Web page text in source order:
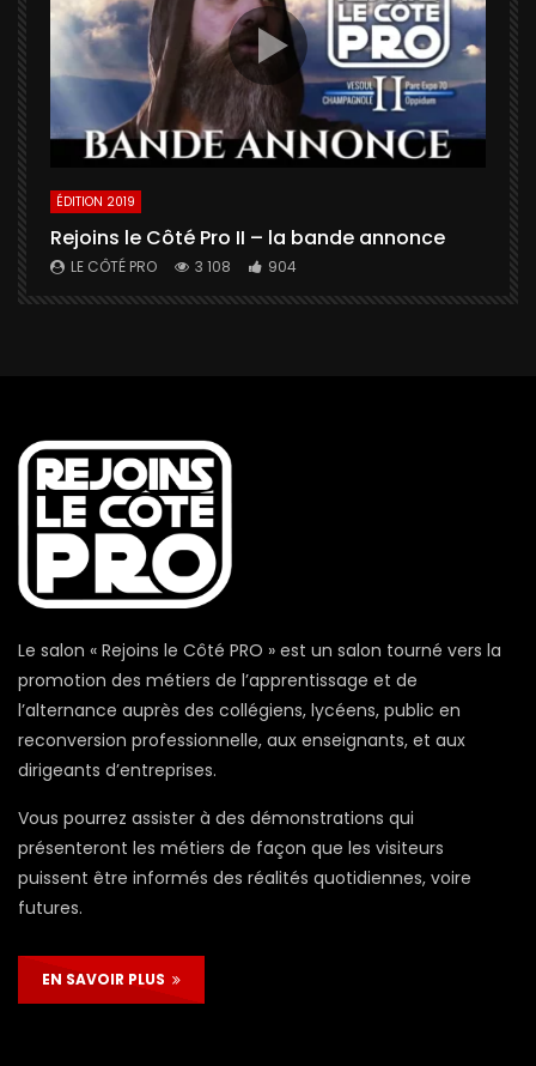
ÉDITION 2019
Rejoins le Côté Pro II – la bande annonce
LE CÔTÉ PRO 3 108 904
Le salon « Rejoins le Côté PRO » est un salon tourné vers la
promotion des métiers de l’apprentissage et de
l’alternance auprès des collégiens, lycéens, public en
reconversion professionnelle, aux enseignants, et aux
dirigeants d’entreprises.
Vous pourrez assister à des démonstrations qui
présenteront les métiers de façon que les visiteurs
puissent être informés des réalités quotidiennes, voire
futures.
EN SAVOIR PLUS